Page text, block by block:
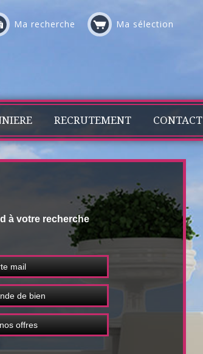
Ma recherche Ma sélection
RECRUTEMENT CONTACT
à votre recherche
mail
de bien
offres